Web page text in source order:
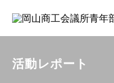
活動レポート